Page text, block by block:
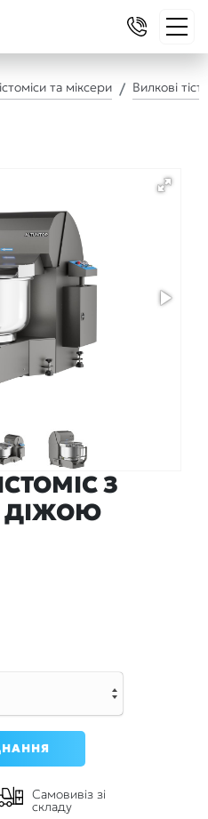
та міксери Вилкові
З
ДІЖОЮ
Самовивіз зі
складу